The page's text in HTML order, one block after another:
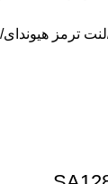
لنت ترمز هیوندای